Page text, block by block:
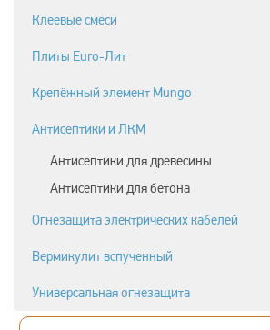
Клеевые смеси
Плиты Euro-Лит
Крепёжный элемент Mungo
Антисептики и ЛКМ
Антисептики для древесины
Антисептики для бетона
Огнезащита электрических кабелей
Вермикулит вспученный
Универсальная огнезащита